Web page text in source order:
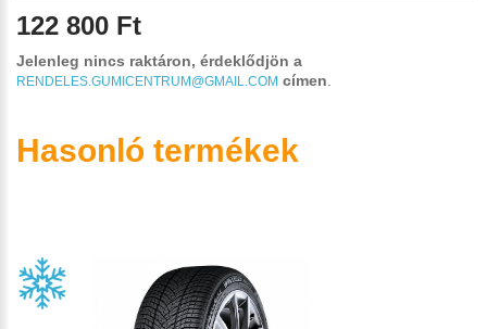
122 800 Ft
Jelenleg nincs raktáron, érdeklődjön a
RENDELES.GUMICENTRUM@GMAIL.COM címen
Hasonló termékek